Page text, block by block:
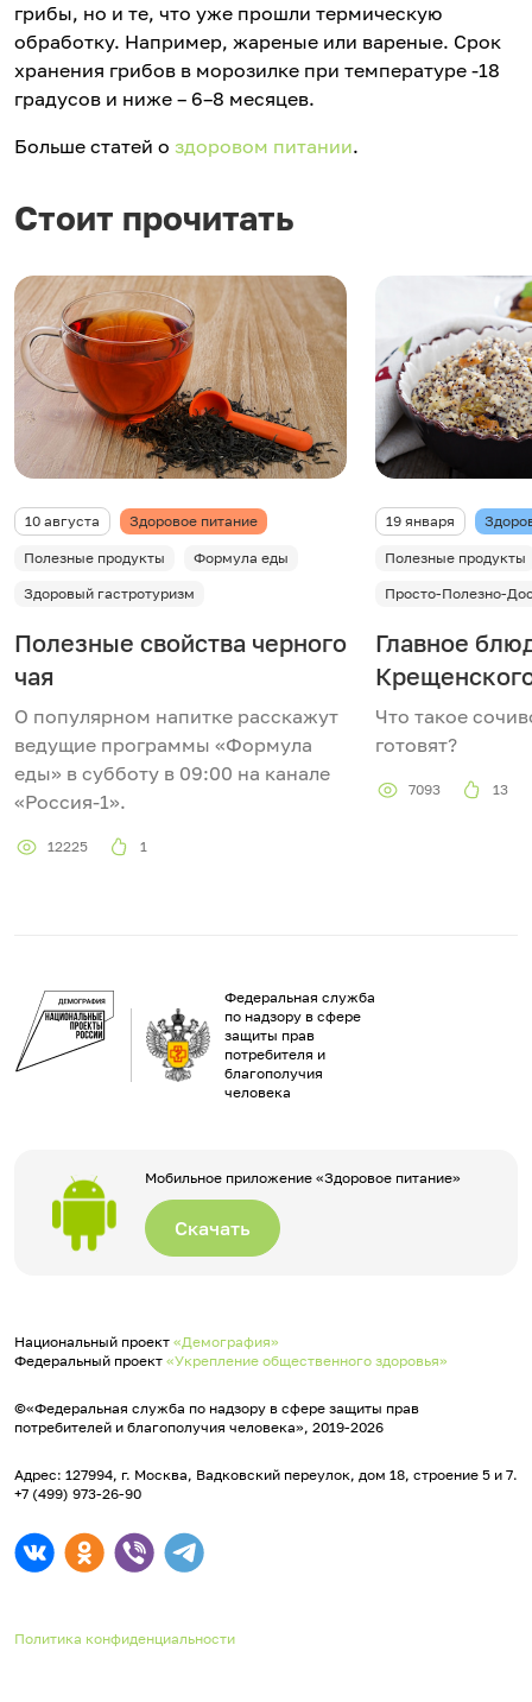
грибы, но и те, что уже прошли термическую
обработку. Например, жареные или вареные. Срок
хранения грибов в морозилке при температуре -18
градусов и ниже – 6–8 месяцев.
Больше статей о здоровом питании.
Стоит прочитать
10 августа Здоровое питание
Полезные продукты
Формула еды
Здоровый гастротуризм
Полезные свойства черного
чая
О популярном напитке расскажут
ведущие программы «Формула
еды» в субботу в 09:00 на канале
«Россия-1».
12225 1
19 января
Полезные продукты
Просто-Полезно-
Главное
Что такое
готовят?
7093 13
Федеральная служба
по надзору в сфере
защиты прав
потребителя и
благополучия
человека
Мобильное приложение «Здоровое питание»
Скачать
Национальный проект «Демография»
Федеральный проект «Укрепление общественного здоровья»
©«Федеральная служба по надзору в сфере защиты прав
потребителей и благополучия человека», 2019-2026
Адрес: 127994, г. Москва, Вадковский переулок, дом 18, строение 5 и 7.
+7 (499) 973-26-90
Политика конфиденциальности